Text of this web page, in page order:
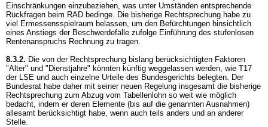
Einschränkungen einzubeziehen, was unter Umständen entsprechende
Rückfragen beim RAD bedinge. Die bisherige Rechtsprechung habe zu
viel Ermessensspielraum belassen, um den Befürchtungen hinsichtlich
eines Anstiegs der Beschwerdefälle zufolge Einführung des stufenlosen
Rentenanspruchs Rechnung zu tragen.
8.3.2. Die von der Rechtsprechung bislang berücksichtigten Faktoren
"Alter" und "Dienstjahre" könnten künftig weggelassen werden, wie T17
der LSE und auch einzelne Urteile des Bundesgerichts belegten. Der
Bundesrat habe daher mit seiner neuen Regelung insgesamt die bisherige
Rechtsprechung zum Abzug vom Tabellenlohn so weit wie möglich
bedacht, indem er deren Elemente (bis auf die genannten Ausnahmen)
allesamt berücksichtigt habe, wenn auch teils anders und an anderer
Stelle.